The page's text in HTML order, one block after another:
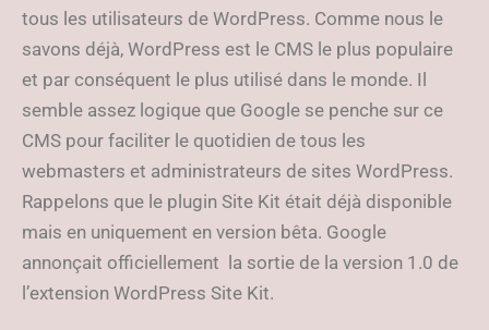
tous les utilisateurs de WordPress. Comme nous le
savons déjà, WordPress est le CMS le plus populaire
et par conséquent le plus utilisé dans le monde. Il
semble assez logique que Google se penche sur ce
CMS pour faciliter le quotidien de tous les
webmasters et administrateurs de sites WordPress.
Rappelons que le plugin Site Kit était déjà disponible
mais en uniquement en version bêta. Google
annonçait officiellement la sortie de la version 1.0 de
l’extension WordPress Site Kit.